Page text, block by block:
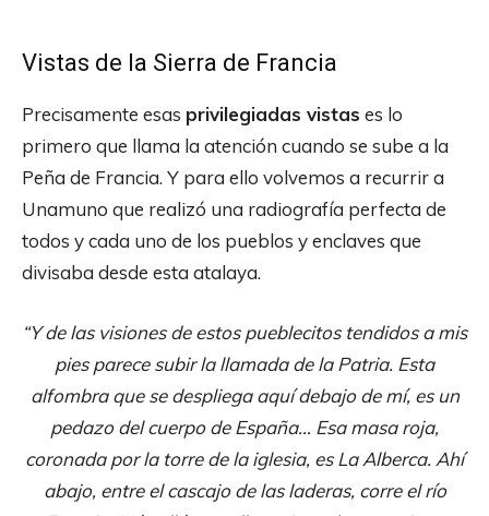
Vistas de la Sierra de Francia
Precisamente esas privilegiadas vistas es lo
primero que llama la atención cuando se sube a la
Peña de Francia. Y para ello volvemos a recurrir a
Unamuno que realizó una radiografía perfecta de
todos y cada uno de los pueblos y enclaves que
divisaba desde esta atalaya.
“Y de las visiones de estos pueblecitos tendidos a mis
pies parece subir la llamada de la Patria. Esta
alfombra que se despliega aquí debajo de mí, es un
pedazo del cuerpo de España… Esa masa roja,
coronada por la torre de la iglesia, es La Alberca. Ahí
abajo, entre el cascajo de las laderas, corre el río